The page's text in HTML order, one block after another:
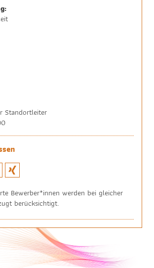
Standortleiter
Bewerber*innen werden bei gleicher
berücksichtigt.